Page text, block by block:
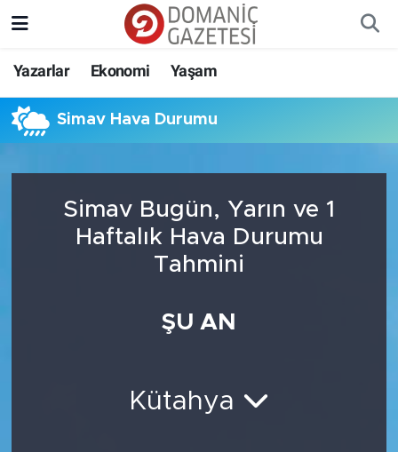
Yazarlar Ekonomi Yaşam
Simav Hava Durumu
Simav Bugün, Yarın ve 1
Haftalık Hava Durumu
Tahmini
ŞU AN
Kütahya